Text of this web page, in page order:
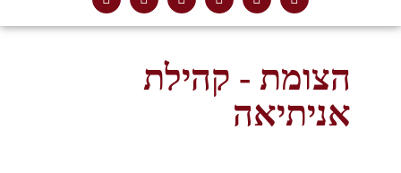
הצומת - קהילת
אניתיאה